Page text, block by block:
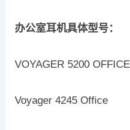
办公室耳机具体型号：
VOYAGER 5200
Voyager 4245 Office